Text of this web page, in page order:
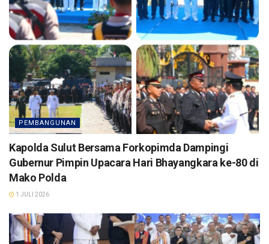
PEMBANGUNAN
Kapolda Sulut Bersama Forkopimda Dampingi
Gubernur Pimpin Upacara Hari Bhayangkara ke-80 di
Mako Polda
1 JULI 2026